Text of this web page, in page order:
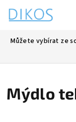
obsah
Můžete vybírat ze
Mýdlo